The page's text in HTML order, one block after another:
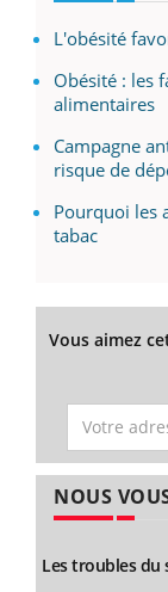
L'obésité
Obésité : les
alimentaires
Campagne
risque de
Pourquoi les
tabac
Vous aimez
NOUS
Les troubles du